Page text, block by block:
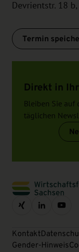
Devrientstr. 18
Termin
Direkt in
Bleiben Sie auf
täglichen
Kontakt
Gender-Hinweis